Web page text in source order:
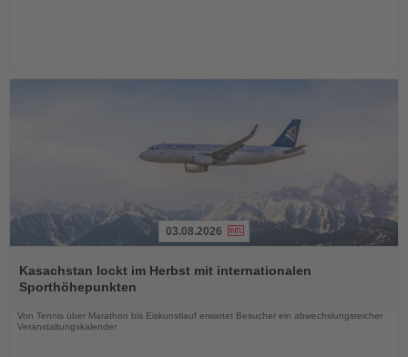
Sie
die
Nachrichten
03.08.2026
Kasachstan lockt im Herbst mit internationalen
Sporthöhepunkten
Von Tennis über Marathon bis Eiskunstlauf erwartet Besucher ein abwechslungsreicher
Veranstaltungskalender